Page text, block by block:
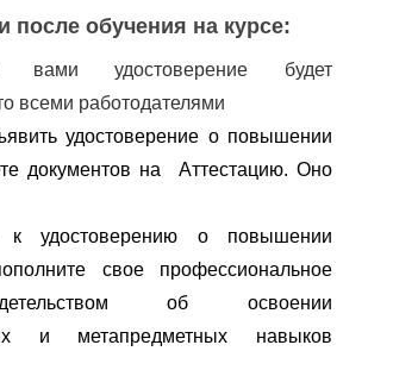
после обучения на курсе:
вами удостоверение будет
всеми работодателями
удостоверение о повышении
документов на  Аттестацию. Оно
к удостоверению о повышении
и метапредметных навыков